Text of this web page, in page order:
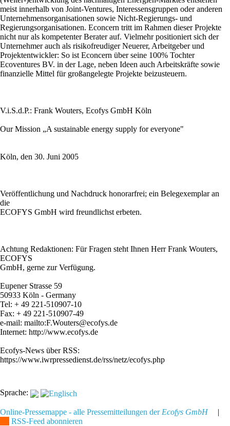
meist innerhalb von Joint-Ventures, Interessensgruppen oder anderen
Unternehmensorganisationen sowie Nicht-Regierungs- und
Regierungsorganisationen. Econcern tritt im Rahmen dieser Projekte
nicht nur als kompetenter Berater auf. Vielmehr positioniert sich der
Unternehmer auch als risikofreudiger Neuerer, Arbeitgeber und
Projektentwickler: So ist Econcern über seine 100% Tochter
Ecoventures BV. in der Lage, neben Ideen auch Arbeitskräfte sowie
finanzielle Mittel für großangelegte Projekte beizusteuern.
V.i.S.d.P.: Frank Wouters, Ecofys GmbH Köln
Our Mission „A sustainable energy supply for everyone"
Köln, den 30. Juni 2005
Veröffentlichung und Nachdruck honorarfrei; ein Belegexemplar an
die
ECOFYS GmbH wird freundlichst erbeten.
Achtung Redaktionen: Für Fragen steht Ihnen Herr Frank Wouters,
ECOFYS
GmbH, gerne zur Verfügung.
Eupener Strasse 59
50933 Köln - Germany
Tel: + 49 221-510907-10
Fax: + 49 221-510907-49
e-mail: mailto:F.Wouters@ecofys.de
Internet: http://www.ecofys.de
Ecofys-News über RSS:
https://www.iwrpressedienst.de/rss/netz/ecofys.php
Sprache:
Online-Pressemappe - alle Pressemitteilungen der Ecofys GmbH
|
RSS-Feed abonnieren